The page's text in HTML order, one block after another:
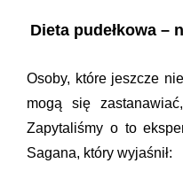
Dieta pudełkowa –
Osoby, które jeszcze
mogą się
Zapytaliśmy o to
Sagana, który wyjaśnił: